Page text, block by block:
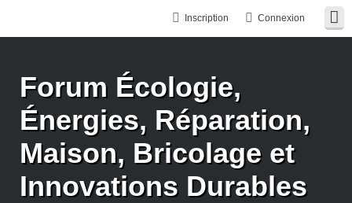
Connexion
Inscription
Forum Écologie,
Énergies, Réparation,
Maison, Bricolage et
Innovations Durables